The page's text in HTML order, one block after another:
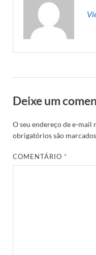
Deixe um
O seu endereço de e-mail
obrigatórios são
COMENTÁRIO*